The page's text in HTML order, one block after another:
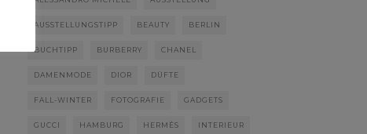
AUSSTELLUNGSTIPP BEAUTY BERLIN
BUCHTIPP BURBERRY CHANEL
DAMENMODE DIOR DÜFTE
FALL-WINTER FOTOGRAFIE GADGETS
GUCCI HAMBURG HERMÈS INTERIEUR